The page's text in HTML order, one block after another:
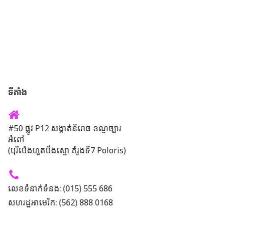
ទីតាំង
#50 ផ្លូវ P12 សង្កាត់និរោធ ខណ្ឌច្បារ
អំពៅ
(បុរីប៉េងហួតបឹងស្នោ គំរូងទី7 Poloris)
លេខទំនាក់ទំនង: (015) 555 686
សហរដ្ឋអាមេរិក: (562) 888 0168